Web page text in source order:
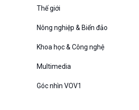
Bình luận
10 phút Sự kiện - Luận bàn
Dòng chảy sự kiện
Đối thoại
Thế giới
Nông nghiệp & Biển đảo
Khoa học & Công nghệ
Multimedia
Góc nhìn VOV1